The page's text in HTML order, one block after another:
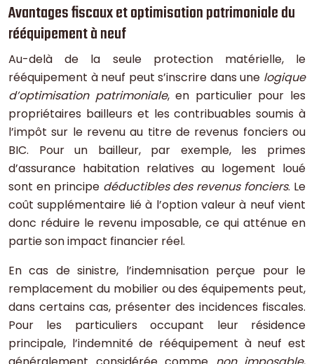
Avantages fiscaux et optimisation patrimoniale du
rééquipement à neuf
Au-delà de la seule protection matérielle, le
rééquipement à neuf peut s’inscrire dans une logique
d’optimisation patrimoniale, en particulier pour les
propriétaires bailleurs et les contribuables soumis à
l’impôt sur le revenu au titre de revenus fonciers ou
BIC. Pour un bailleur, par exemple, les primes
d’assurance habitation relatives au logement loué
sont en principe déductibles des revenus fonciers. Le
coût supplémentaire lié à l’option valeur à neuf vient
donc réduire le revenu imposable, ce qui atténue en
partie son impact financier réel.
En cas de sinistre, l’indemnisation perçue pour le
remplacement du mobilier ou des équipements peut,
dans certains cas, présenter des incidences fiscales.
Pour les particuliers occupant leur résidence
principale, l’indemnité de rééquipement à neuf est